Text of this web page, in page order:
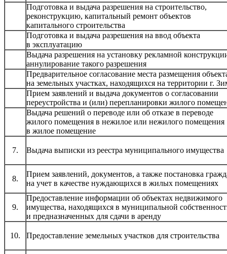
Подготовка и выдача разрешения на строительство,
реконструкцию, капитальный ремонт объектов
капитального строительства
Подготовка и выдача разрешения на ввод объекта
в эксплуатацию
Выдача разрешения на установку рекламной
аннулирование такого разрешения
Предварительное согласование места размещения
на земельных участках, находящихся на территории г.
Прием заявлений и выдача документов о согласовании
переустройства и (или) перепланировки жилого
Выдача решений о переводе или об отказе в переводе
жилого помещения в нежилое или нежилого помещения
в жилое помещение
7. Выдача выписки из реестра муниципального имущества
8.
Прием заявлений, документов, а также постановка
на учет в качестве нуждающихся в жилых помещениях
9.
Предоставление информации об объектах недвижимого
имущества, находящихся в муниципальной
и предназначенных для сдачи в аренду
10. Предоставление земельных участков для строительства